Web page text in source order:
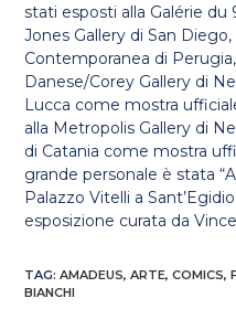
stati esposti alla Galérie
Jones Gallery di San
Contemporanea di
Danese/Corey Gallery di
Lucca come mostra
alla Metropolis Gallery di
di Catania come mostra
grande personale è stata
Palazzo Vitelli a
esposizione curata da
TAG:AMADEUS, ARTE, COMICS,
BIANCHI